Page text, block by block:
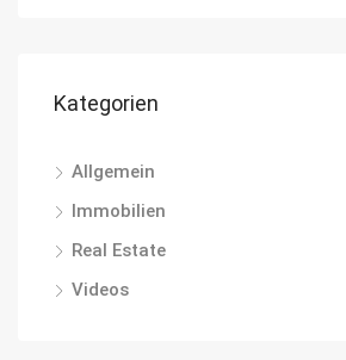
Kategorien
Allgemein
Immobilien
Real Estate
Videos